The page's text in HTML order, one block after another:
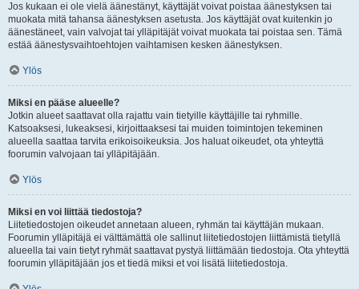
Jos kukaan ei ole vielä äänestänyt, käyttäjät voivat poistaa äänestyksen tai
muokata mitä tahansa äänestyksen asetusta. Jos käyttäjät ovat kuitenkin jo
äänestäneet, vain valvojat tai ylläpitäjät voivat muokata tai poistaa sen. Tämä
estää äänestysvaihtoehtojen vaihtamisen kesken äänestyksen.
Ylös
Miksi en pääse alueelle?
Jotkin alueet saattavat olla rajattu vain tietyille käyttäjille tai ryhmille.
Katsoaksesi, lukeaksesi, kirjoittaaksesi tai muiden toimintojen tekeminen
alueella saattaa tarvita erikoisoikeuksia. Jos haluat oikeudet, ota yhteyttä
foorumin valvojaan tai ylläpitäjään.
Ylös
Miksi en voi liittää tiedostoja?
Liitetiedostojen oikeudet annetaan alueen, ryhmän tai käyttäjän mukaan.
Foorumin ylläpitäjä ei välttämättä ole sallinut liitetiedostojen liittämistä tietyllä
alueella tai vain tietyt ryhmät saattavat pystyä liittämään tiedostoja. Ota yhteyttä
foorumin ylläpitäjään jos et tiedä miksi et voi lisätä liitetiedostoja.